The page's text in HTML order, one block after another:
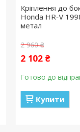
Кріплення до
Honda HR-V
метал
2 960 ₴
2 102 ₴
Готово до
Купити